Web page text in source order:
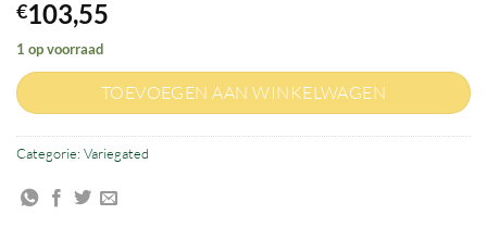
€103,55
1 op voorraad
TOEVOEGEN AAN WINKELWAGEN
Categorie: Variegated